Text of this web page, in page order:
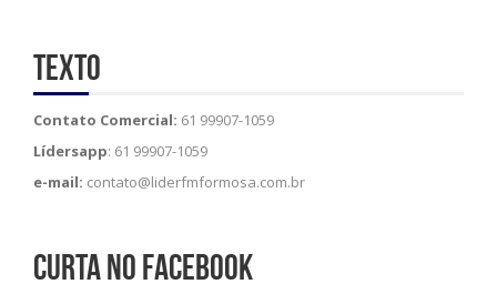
Texto
Contato Comercial: 61 99907-1059
Lídersapp: 61 99907-1059
e-mail: contato@liderfmformosa.com.br
Curta no Facebook